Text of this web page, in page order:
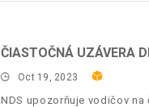
ČIASTOČNÁ UZÁVERA
Oct 19, 2023
NDS upozorňuje vodičov